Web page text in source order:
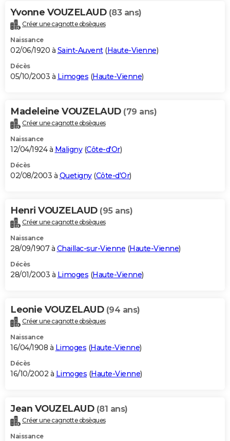
Yvonne VOUZELAUD (83 ans)
Créer une cagnotte obsèques
Naissance
02/06/1920 à Saint-Auvent(Haute-Vienne)
Décès
05/10/2003 à Limoges (Haute-Vienne)
Madeleine VOUZELAUD (79 ans)
Créer une cagnotte obsèques
Naissance
12/04/1924 à Maligny(Côte-d'Or)
Décès
02/08/2003 à Quetigny(Côte-d'Or)
Henri VOUZELAUD (95 ans)
Créer une cagnotte obsèques
Naissance
28/09/1907 à Chaillac-sur-Vienne (Haute-Vienne)
Décès
28/01/2003 à Limoges (Haute-Vienne)
Leonie VOUZELAUD (94 ans)
Créer une cagnotte obsèques
Naissance
16/04/1908 à Limoges (Haute-Vienne)
Décès
16/10/2002 à Limoges (Haute-Vienne)
Jean VOUZELAUD (81 ans)
Créer une cagnotte obsèques
Naissance